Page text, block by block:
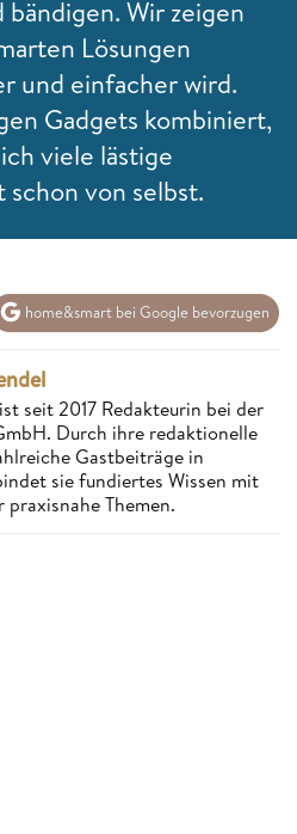
Wir zeigen
Lösungen
und einfacher wird.
Gadgets kombiniert,
viele lästige
von selbst.
home&smart bei Google bevorzugen
seit 2017 Redakteurin bei der
Durch ihre redaktionelle
Gastbeiträge in
sie fundiertes Wissen mit
praxisnahe Themen.